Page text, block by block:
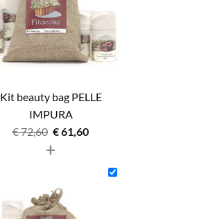
Kit beauty bag PELLE
IMPURA
€72,60 Il
prezzo
€ 72,60.
€61,60Il
attuale
+